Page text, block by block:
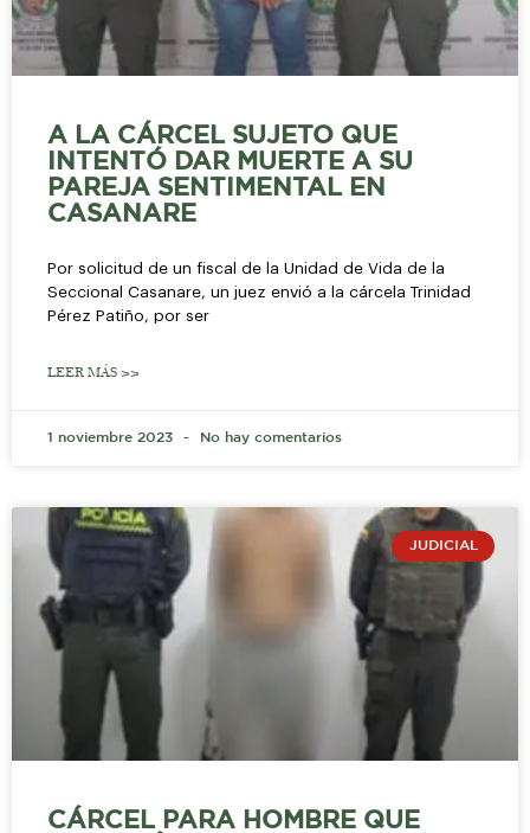
A LA CÁRCEL SUJETO QUE
INTENTÓ DAR MUERTE A SU
PAREJA SENTIMENTAL EN
CASANARE
Por solicitud de un fiscal de la Unidad de Vida de la
Seccional Casanare, un juez envió a la cárcela Trinidad
Pérez Patiño, por ser
LEER MÁS >>
1 noviembre 2023 No hay comentarios
JUDICIAL
CÁRCEL PARA HOMBRE QUE